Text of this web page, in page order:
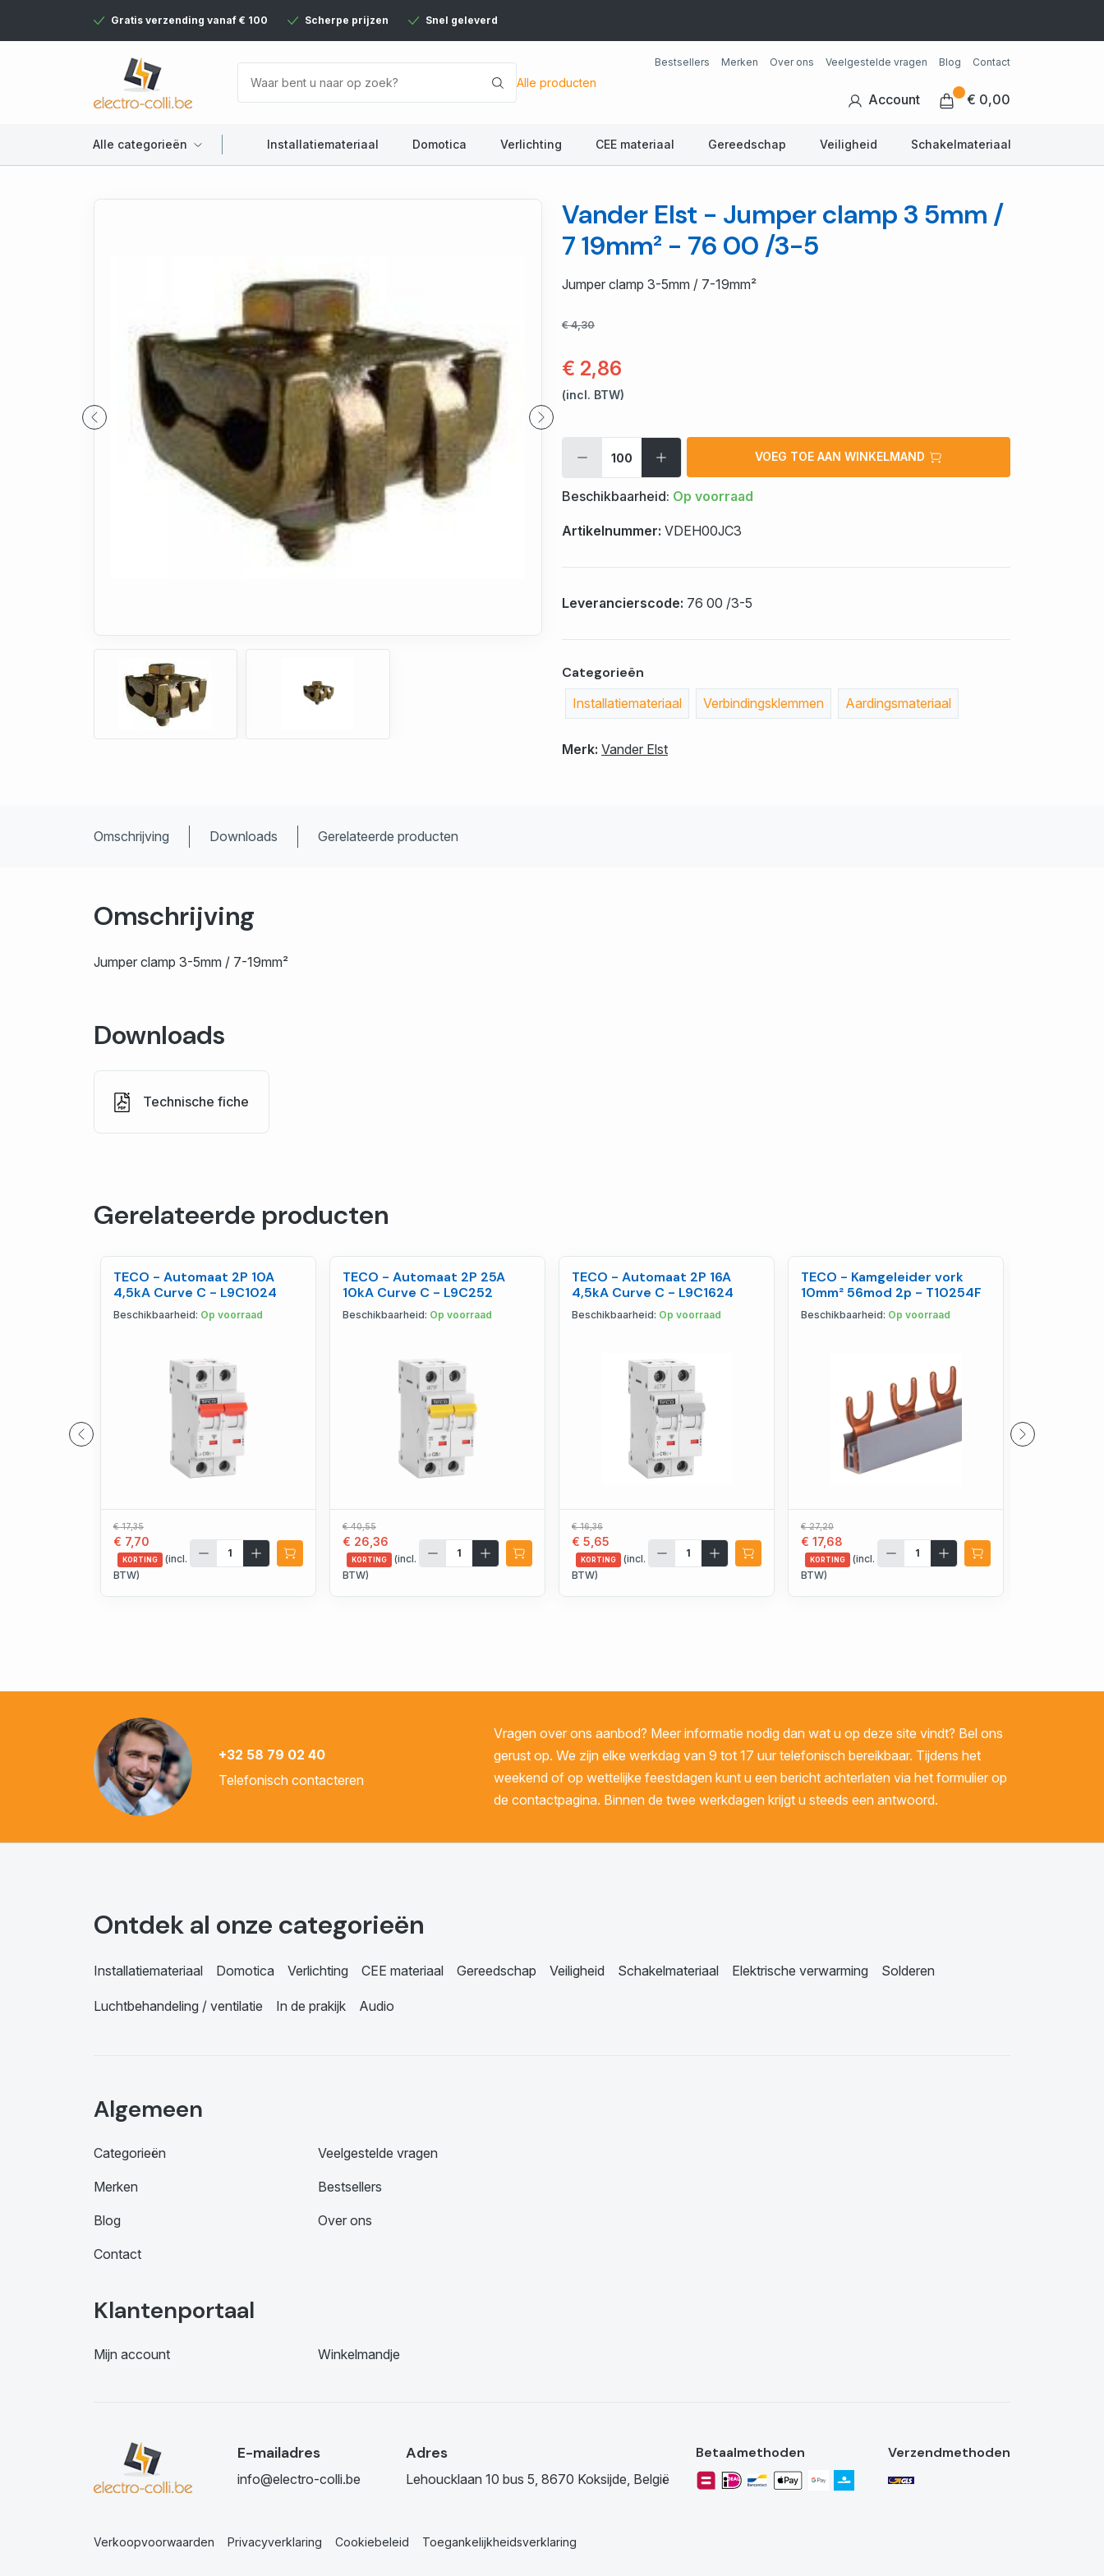
Gratis verzending vanaf € 100 Scherpe prijzen Snel geleverd
Alle producten
Bestsellers Merken Over ons Veelgestelde vragen Blog Contact
Account € 0,00
Alle categorieën Installatiemateriaal Domotica Verlichting CEE materiaal Gereedschap Veiligheid Schakelmateriaal
Vander Elst - Jumper clamp 3 5mm /
7 19mm² - 76 00 /3-5
Jumper clamp 3-5mm / 7-19mm²
€ 4,30
€ 2,86
(incl. BTW)
VOEG TOE AAN WINKELMAND
Beschikbaarheid: Op voorraad
Artikelnummer: VDEH00JC3
Leverancierscode: 76 00 /3-5
Categorieën
Installatiemateriaal Verbindingsklemmen Aardingsmateriaal
Merk: Vander Elst
Omschrijving Downloads Gerelateerde producten
Omschrijving
Jumper clamp 3-5mm / 7-19mm²
Downloads
Technische fiche
Gerelateerde producten
TECO - Automaat 2P 10A
4,5kA Curve C - L9C1024
Beschikbaarheid: Op voorraad
€ 17,35
€ 7,70
KORTING
(incl.
BTW)
TECO - Automaat 2P 25A
10kA Curve C - L9C252
Beschikbaarheid: Op voorraad
€ 40,55
€ 26,36
KORTING
(incl.
BTW)
TECO - Automaat 2P 16A
4,5kA Curve C - L9C1624
Beschikbaarheid: Op voorraad
€ 16,36
€ 5,65
KORTING
(incl.
BTW)
TECO - Kamgeleider vork
10mm² 56mod 2p - T10254F
Beschikbaarheid: Op voorraad
€ 27,20
€ 17,68
KORTING
(incl.
BTW)
+32 58 79 02 40
Telefonisch contacteren
Vragen over ons aanbod? Meer informatie nodig dan wat u op deze site vindt? Bel ons
gerust op. We zijn elke werkdag van 9 tot 17 uur telefonisch bereikbaar. Tijdens het
weekend of op wettelijke feestdagen kunt u een bericht achterlaten via het formulier op
de contactpagina. Binnen de twee werkdagen krijgt u steeds een antwoord.
Ontdek al onze categorieën
Installatiemateriaal Domotica Verlichting CEE materiaal Gereedschap Veiligheid Schakelmateriaal Elektrische verwarming Solderen
Luchtbehandeling / ventilatie In de prakijk Audio
Algemeen
Categorieën Veelgestelde vragen
Merken Bestsellers
Blog Over ons
Contact
Klantenportaal
Mijn account Winkelmandje
E-mailadres
info@electro-colli.be
Adres
Lehoucklaan 10 bus 5, 8670 Koksijde, België
Betaalmethoden Verzendmethoden
Verkoopvoorwaarden Privacyverklaring Cookiebeleid Toegankelijkheidsverklaring